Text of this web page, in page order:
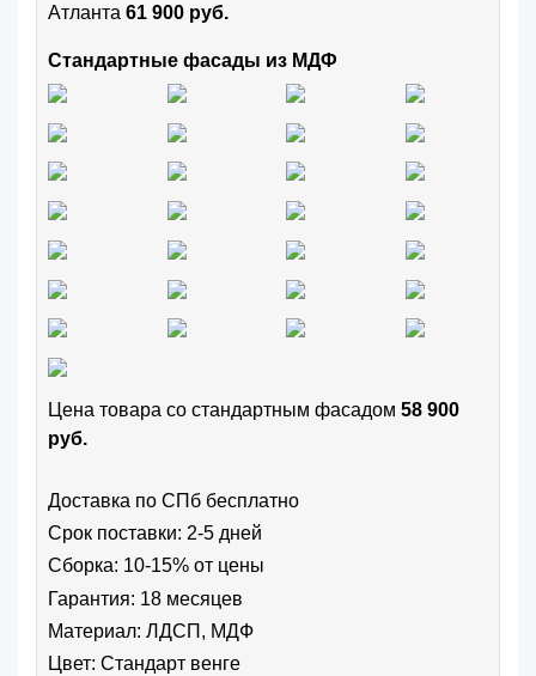
Атланта 61 900 руб.
Стандартные фасады из МДФ
Цена товара cо стандартным фасадом 58 900
руб.
Доставка по СПб бесплатно
Срок поставки: 2-5 дней
Сборка: 10-15% от цены
Гарантия: 18 месяцев
Материал: ЛДСП, МДФ
Цвет: Стандарт венге